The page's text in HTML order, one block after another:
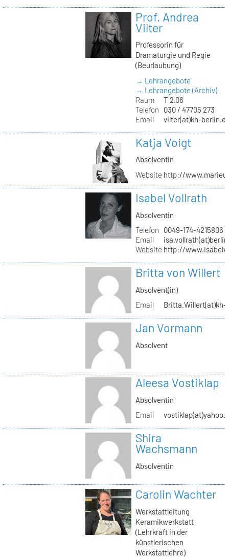
Prof. Andrea
Vilter
Professorin für
Dramaturgie und Regie
(Beurlaubung)
→ Lehrangebote
→ Lehrangebote (Archiv)
Raum
T 2.06
Telefon
030 / 47705 273
Email
vilter(at)kh-
Katja Voigt
Absolventin
Website http://
Isabel Vollrath
Absolventin
Telefon
0049-174-4215806
Email
Website http://
Britta von Willert
Absolvent(in)
Email
Britta.Willert(at)kh-
Jan Vormann
Absolvent
Aleesa Vostiklap
Absolventin
Email
Shira
Wachsmann
Absolventin
Carolin Wachter
Werkstattleitung
Keramikwerkstatt
(Lehrkraft in der
künstlerischen
Werkstattlehre)